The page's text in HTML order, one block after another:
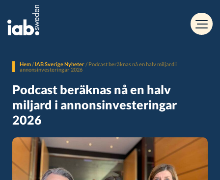
Hem/ IAB Sverige Nyheter/ Podcast beräknas nå en halv miljard i
annonsinvesteringar 2026
Podcast beräknas nå en halv
miljard i annonsinvesteringar
2026